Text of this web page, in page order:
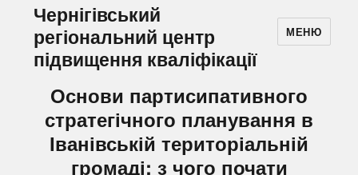
Чернігівський
регіональний центр
підвищення кваліфікації
МЕНЮ
Основи партисипативного
стратегічного планування в
Іванівській територіальній
громаді: з чого почати